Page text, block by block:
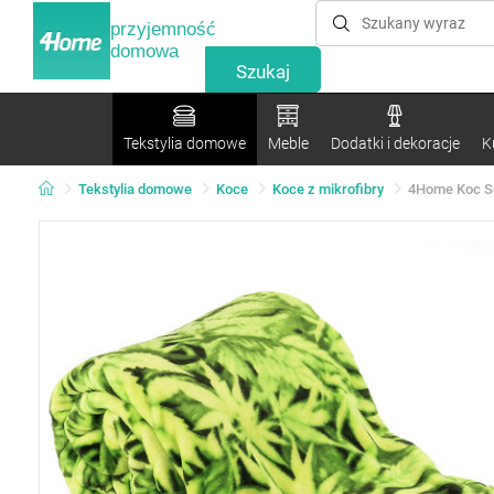
przyjemność
domowa
Tekstylia domowe Meble Dodatki i dekoracje
Tekstylia domowe Koce Koce z mikrofibry 4Home Koc